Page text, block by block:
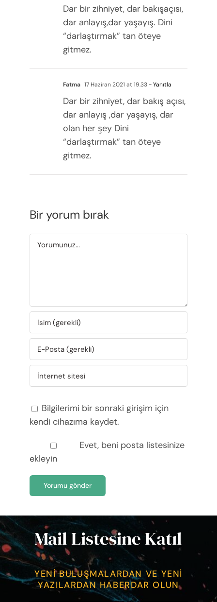
Dar bir zihniyet, dar bakışaçısı,
dar anlayış,dar yaşayış. Dini
“darlaştırmak” tan öteye
gitmez.
Fatma 17 Haziran 2021 at 19.33- Yanıtla
Dar bir zihniyet, dar bakış açısı,
dar anlayış ,dar yaşayış, dar
olan her şey Dini
“darlaştırmak” tan öteye
gitmez.
Bir yorum bırak
Yorum
Bilgilerimi bir sonraki girişim için
kendi cihazıma kaydet.
Evet, beni posta listesinize
ekleyin
Mail Listesine Katıl
YENİ BULUŞMALARDAN VE YENİ
YAZILARDAN HABERDAR OLUN